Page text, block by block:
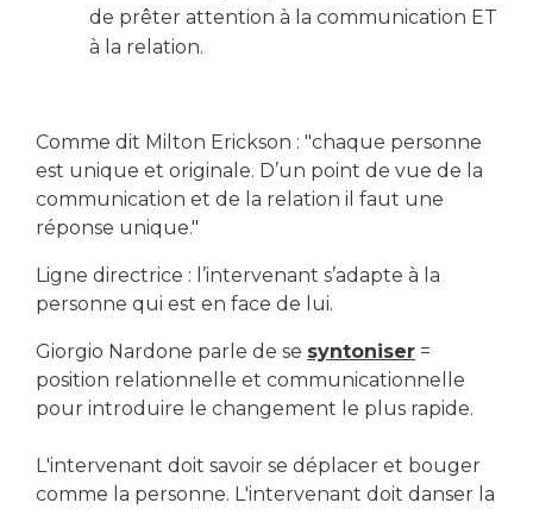
de prêter attention à la communication ET
à la relation.
Comme dit Milton Erickson : "chaque personne
est unique et originale. D’un point de vue de la
communication et de la relation il faut une
réponse unique."
Ligne directrice : l’intervenant s’adapte à la
personne qui est en face de lui.
Giorgio Nardone parle de se syntoniser =
position relationnelle et communicationnelle
pour introduire le changement le plus rapide.
L'intervenant doit savoir se déplacer et bouger
comme la personne. L'intervenant doit danser la